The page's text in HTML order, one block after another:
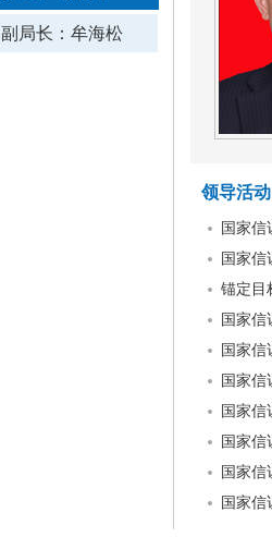
副局长：牟海松
领导活动
国家
国家
锚定目
国家
国家信
国家
国家
国家
国家
国家